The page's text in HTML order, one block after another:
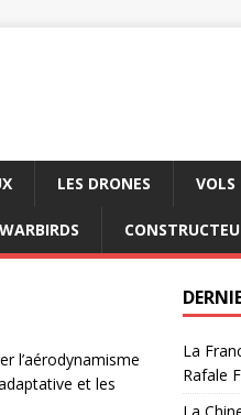
LES DRONES VOLS
WARBIRDS
l’aérodynamisme
et les
La
Rafale